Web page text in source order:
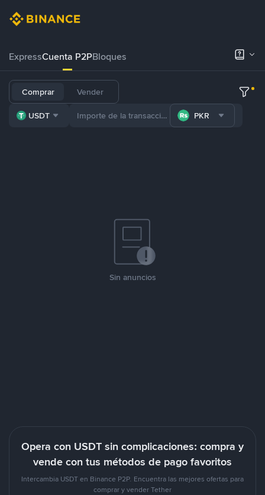
ExpressCuenta P2PBloques
Comprar Vender
USDT PKR
Sin anuncios
Opera con USDT sin complicaciones: compra y
vende con tus métodos de pago favoritos
Intercambia USDT en Binance P2P. Encuentra las mejores ofertas para
comprar y vender Tether